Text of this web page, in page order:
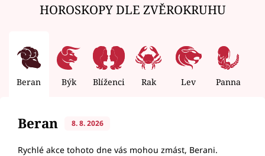
HOROSKOPY DLE ZVĚROKRUHU
Beran Býk Blíženci Rak Lev Panna
Beran 8. 8. 2026
Rychlé akce tohoto dne vás mohou zmást, Berani.